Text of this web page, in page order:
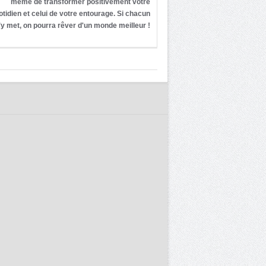
même de transformer positivement votre
et celui de votre entourage. Si chacun
met, on pourra rêver d'un monde meilleur !